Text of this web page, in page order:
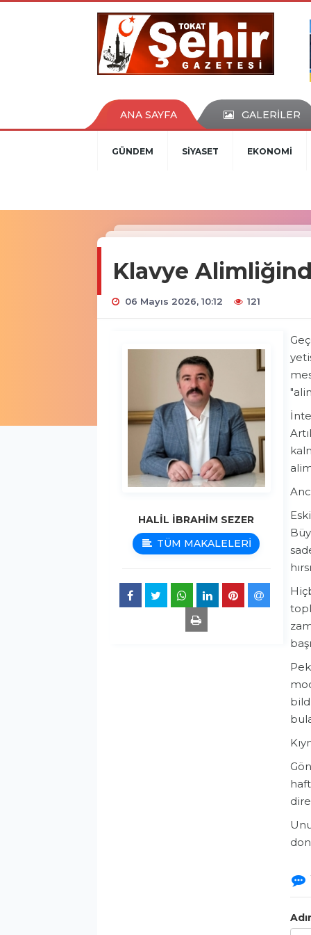
ANA SAYFA GALERİLER
GÜNDEM SİYASET EKONOMİ
​Klavye
06 Mayıs 2026, 10:12 121
HALİL İBRAHİM SEZER
TÜM MAKALELERİ